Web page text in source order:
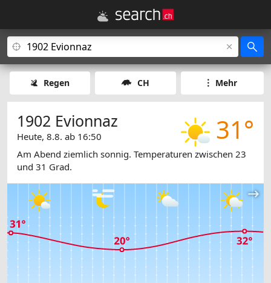
Regen CH Mehr
31°
1902 Evionnaz
Heute, 8.8. ab 16:50
Am Abend ziemlich sonnig. Temperaturen zwischen 23
und 31 Grad.